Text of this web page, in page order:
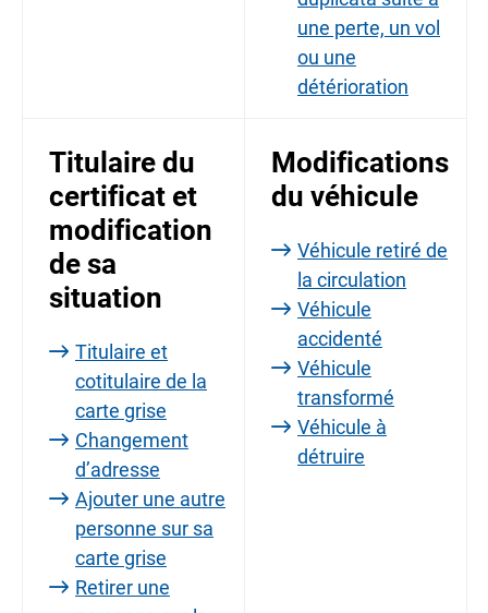
une perte, un vol
ou une
détérioration
Titulaire du
certificat et
modification
de sa
situation
Titulaire et
cotitulaire de la
carte grise
Changement
d’adresse
Ajouter une autre
personne sur sa
carte grise
Retirer une
Modifications
du véhicule
Véhicule retiré de
la circulation
Véhicule
accidenté
Véhicule
transformé
Véhicule à
détruire